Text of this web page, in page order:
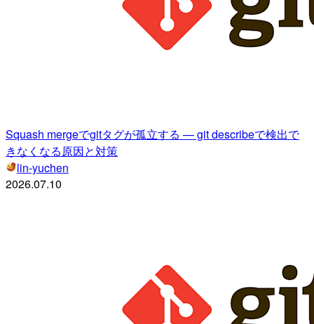
Squash mergeでgitタグが孤立する — git describeで検出で
きなくなる原因と対策
lin-yuchen
2026.07.10